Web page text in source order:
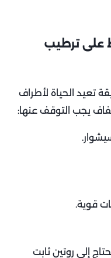
على ترطيب
تعيد الحياة لأطراف
يجب التوقف عنها:
قوية.
إلى روتين ثابت